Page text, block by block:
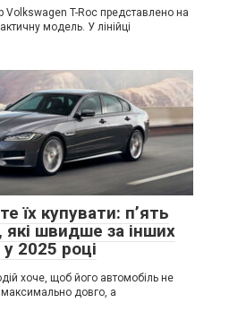
Volkswagen T-Roc представлено на
модель. У лінійці
їх купувати: п’ять
які швидше за інших
2025 році
хоче, щоб його автомобіль не
довго, а